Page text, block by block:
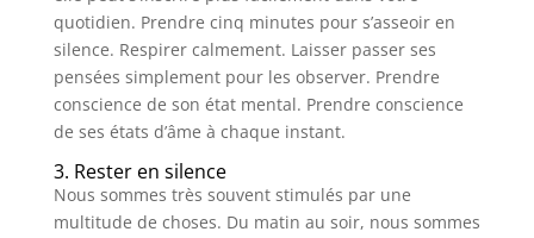
quotidien. Prendre cinq minutes pour s’asseoir en
silence. Respirer calmement. Laisser passer ses
pensées simplement pour les observer. Prendre
conscience de son état mental. Prendre conscience
de ses états d’âme à chaque instant.
3. Rester en silence
Nous sommes très souvent stimulés par une
multitude de choses. Du matin au soir, nous sommes